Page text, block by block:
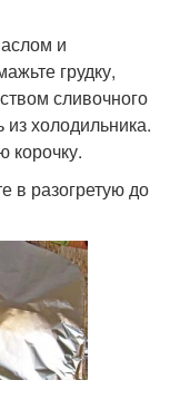
и
грудку,
сливочного
холодильника.
корочку.
в разогретую до